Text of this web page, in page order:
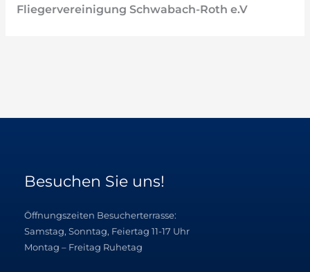
Fliegervereinigung Schwabach-Roth e.V
Besuchen Sie uns!
Öffnungszeiten Besucherterrasse:
Samstag, Sonntag, Feiertag 11-17 Uhr
Montag – Freitag Ruhetag